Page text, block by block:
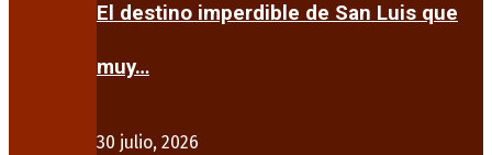
El destino imperdible de San Luis que
muy…
30 julio, 2026